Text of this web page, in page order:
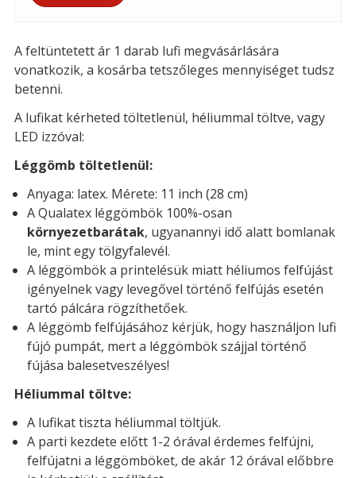
A feltüntetett ár 1 darab lufi megvásárlására
vonatkozik, a kosárba tetszőleges mennyiséget tudsz
betenni.
A lufikat kérheted töltetlenül, héliummal töltve, vagy
LED izzóval:
Léggömb töltetlenül:
Anyaga: latex. Mérete: 11 inch (28 cm)
A Qualatex léggömbök 100%-osan
környezetbarátak, ugyanannyi idő alatt bomlanak
le, mint egy tölgyfalevél.
A léggömbök a printelésük miatt héliumos felfújást
igényelnek vagy levegővel történő felfújás esetén
tartó pálcára rögzíthetőek.
A léggömb felfújásához kérjük, hogy használjon lufi
fújó pumpát, mert a léggömbök szájjal történő
fújása balesetveszélyes!
Héliummal töltve:
A lufikat tiszta héliummal töltjük.
A parti kezdete előtt 1-2 órával érdemes felfújni,
felfújatni a léggömböket, de akár 12 órával előbbre